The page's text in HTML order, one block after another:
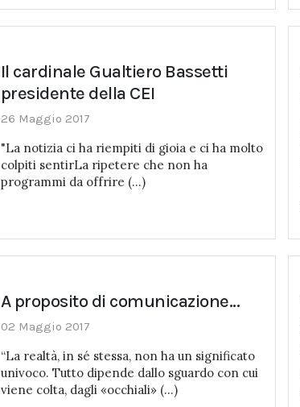
Il cardinale Gualtiero Bassetti
presidente della CEI
26 Maggio 2017
"La notizia ci ha riempiti di gioia e ci ha molto
colpiti sentirLa ripetere che non ha
programmi da offrire (...)
A proposito di comunicazione...
02 Maggio 2017
“La realtà, in sé stessa, non ha un significato
univoco. Tutto dipende dallo sguardo con cui
viene colta, dagli «occhiali» (...)